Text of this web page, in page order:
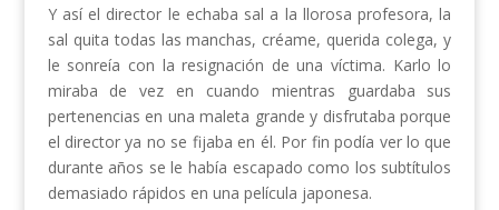
Y así el director le echaba sal a la llorosa profesora, la
sal quita todas las manchas, créame, querida colega, y
le sonreía con la resignación de una víctima. Karlo lo
miraba de vez en cuando mientras guardaba sus
pertenencias en una maleta grande y disfrutaba porque
el director ya no se fijaba en él. Por fin podía ver lo que
durante años se le había escapado como los subtítulos
demasiado rápidos en una película japonesa.